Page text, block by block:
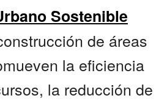
Sostenible
de áreas
la eficiencia
la reducción de